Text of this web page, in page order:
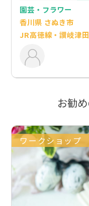
園芸・フラワー
香川県 さぬき市
JR高徳線・讃岐津
お勧
ワークショップ